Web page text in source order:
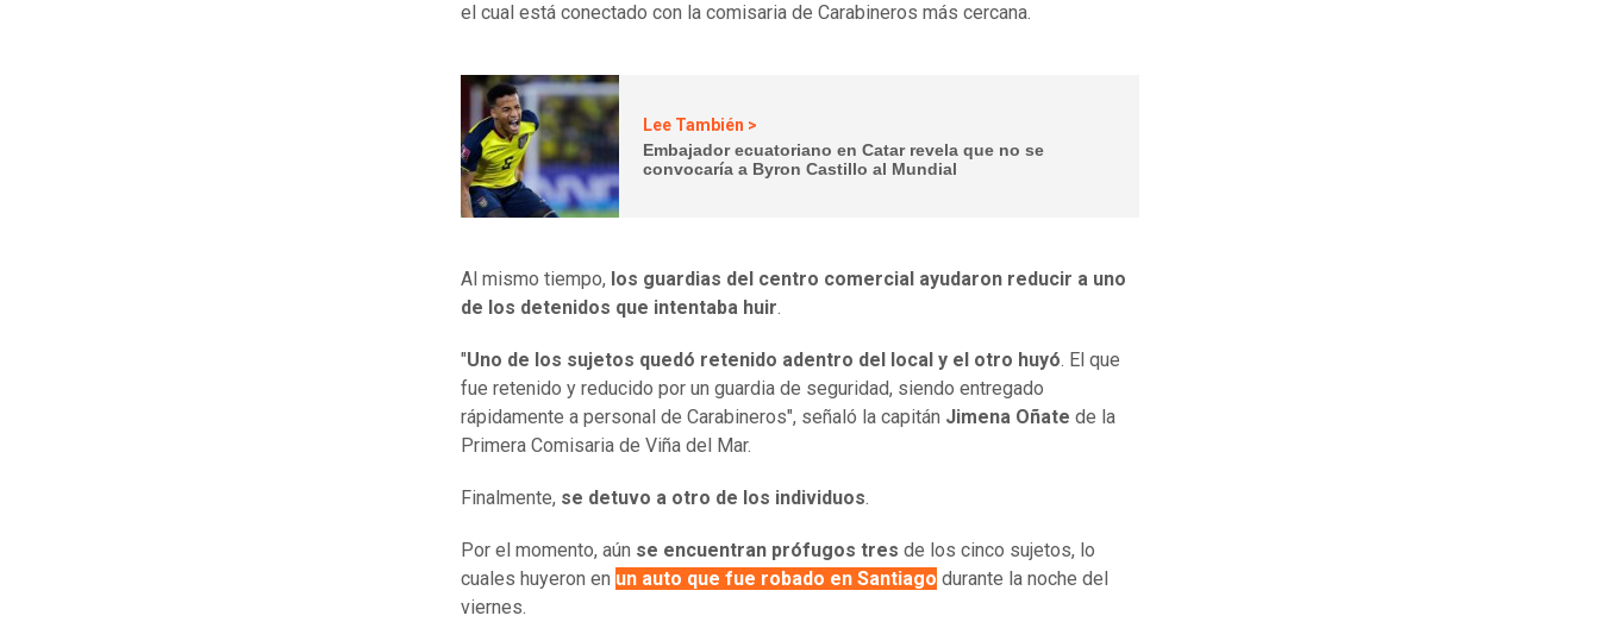
el cual está conectado con la comisaria de Carabineros más cercana.
Lee También >
Embajador ecuatoriano en Catar revela que no se
convocaría a Byron Castillo al Mundial
Al mismo tiempo, los guardias del centro comercial ayudaron reducir a uno
de los detenidos que intentaba huir.
"Uno de los sujetos quedó retenido adentro del local y el otro huyó. El que
fue retenido y reducido por un guardia de seguridad, siendo entregado
rápidamente a personal de Carabineros", señaló la capitán Jimena Oñate de la
Primera Comisaria de Viña del Mar.
Finalmente, se detuvo a otro de los individuos.
Por el momento, aún se encuentran prófugos tres de los cinco sujetos, lo
cuales huyeron en un auto que fue robado en Santiago durante la noche del
viernes.